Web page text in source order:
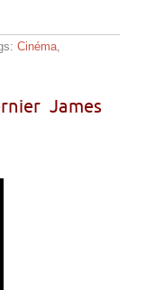
Cinéma,
James